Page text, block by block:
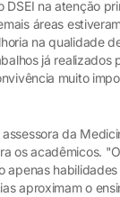
na atenção
áreas
na qualidade
já realizados
muito
da
os acadêmicos.
aproximam o